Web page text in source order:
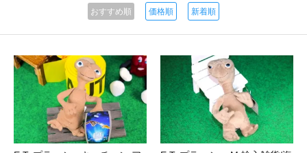
おすすめ順 価格順 新着順